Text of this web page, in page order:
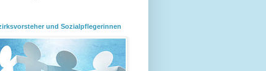
und Sozialpflegerinnen